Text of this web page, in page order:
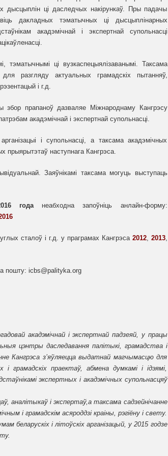
дысцыплін ці даследчых накірункаў. Пры падачы
дакладных тэматычных ці дысцыплінарных
акадэмічнай і экспертнай супольнасці
тэматычнымі ці вузкаспецыялізаванымі. Таксама
разгляду актуальных грамадскіх пытанняў,
і г.д.
збор прапаноў дазваляе Міжнароднаму Кангрэсу
акадэмічнай і экспертнай супольнасці.
і супольнасці, а таксама акадэмічных
прыярытэтаў наступнага Кангрэса.
Заяўнікамі таксама могуць выступаць
6 годанеабходна запоўніць анлайн-форму:
сталоў і г.д. у праграмах Кангрэса 2012, 2013,
пошту: icbs@palityka.org
акадэмічнай і экспертнай падзеяй, у працы
цэнтры даследавання палітыкі, грамадства і
Кангрэса з’яўляецца выдатнай магчымасцю для
грамадскіх праектаў, абмена думкамі і ідэямі,
экспертных і акадэмічных супольнасцяў
аналітыкаў і экспертаў,а таксама садзейнічанне
і грамадскім асяроддзі краіны, рэгіёну і свету.
беларускіх і літоўскіх арганізацый, у 2015 годзе